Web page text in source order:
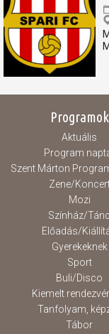
Programok
Aktuális
Program
Szent Márton
Zene/
Mozi
Színház/Tánc
Előadás/
Gyerekeknek
Sport
Buli/Disco
Kiemelt
Tanfolyam,
Tábor